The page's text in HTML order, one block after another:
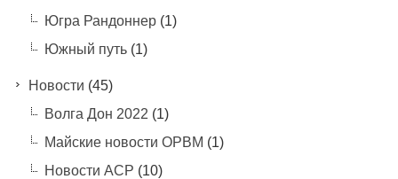
Югра Рандоннер(1)
Южный путь(1)
Новости (45)
Волга Дон 2022 (1)
Майские новости ОРВМ (1)
Новости АСР (10)